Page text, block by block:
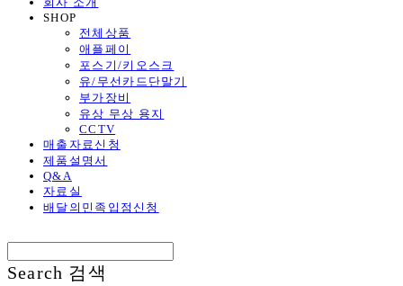
SHOP
전체상품
애플페이
포스기/키오스크
유/무선카드단말기
부가장비
유상 무상 용지
CCTV
매출자료신청
제품설명서
Q&A
자료실
배달의민족입점신청
Search 검색